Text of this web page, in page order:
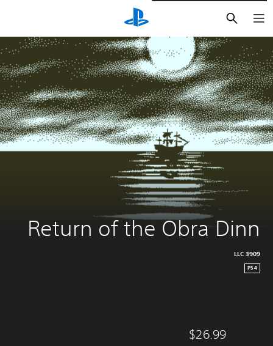
Return of the Obra Dinn
3909 LLC
PS4
$26.99